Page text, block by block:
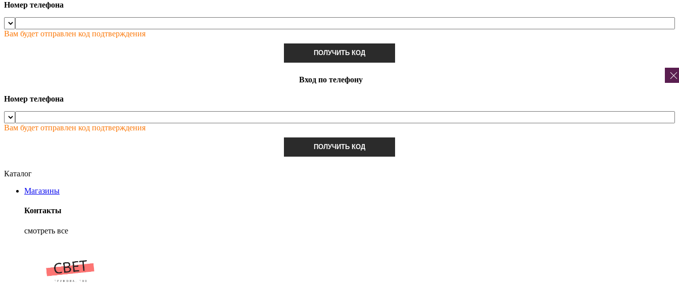
Номер телефона
Вам будет отправлен код подтверждения
ПОЛУЧИТЬ КОД
Вход по телефону
Номер телефона
Вам будет отправлен код подтверждения
ПОЛУЧИТЬ КОД
Каталог
Магазины
Контакты
смотреть все